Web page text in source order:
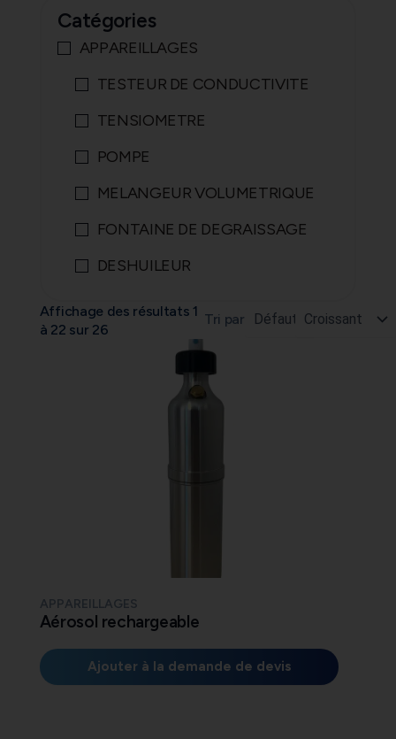
Catégories
APPAREILLAGES
TESTEUR DE CONDUCTIVITE
TENSIOMETRE
POMPE
MELANGEUR VOLUMETRIQUE
FONTAINE DE DEGRAISSAGE
DESHUILEUR
Affichage des résultats 1
à 22 sur 26
Tri par
APPAREILLAGES
Aérosol rechargeable
Ajouter à la demande de devis